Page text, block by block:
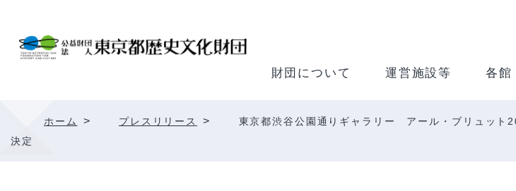
財団について 運営施設等 各館
ホーム > プレスリリース >
東京都渋谷公園通りギャラリー アール・ブリュッ
決定